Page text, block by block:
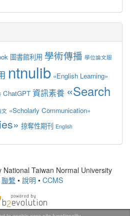
圖書館利用 學術傳播 學位論文服
ntnulib «English Learning»
ChatGPT 資訊素養 «Search
文 «Scholarly Communication»
掠奪性期刊 English
Taiwan Normal University
聯繫 • 說明 • CCMS